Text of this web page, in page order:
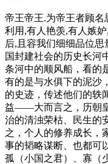
帝王帝王.为帝王者顾名
利用,有人艳羡,有人嫉
后,且容我们细细品位
国封建社会的历史长河
条河中的顺风船，看的
有的是与水俱下的泥
的史迹，传述他们的轶
益——大而言之，历朝
治的清浊荣枯、民生的
之，个人的修养成长，
事的韬略谋断、也都可
孤（小国之君）、寡（